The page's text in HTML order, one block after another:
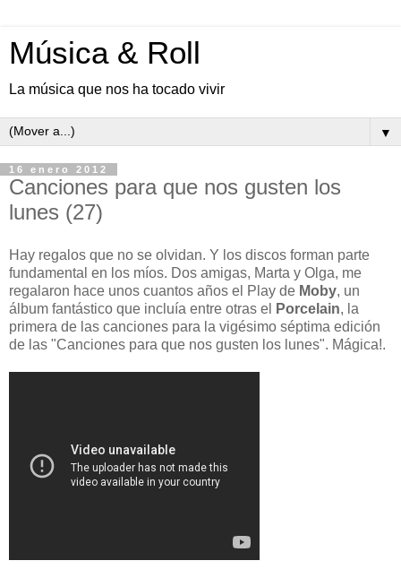
Música & Roll
La música que nos ha tocado vivir
▼
16 enero 2012
Canciones para que nos gusten los
lunes (27)
Hay regalos que no se olvidan. Y los discos forman parte
fundamental en los míos. Dos amigas, Marta y Olga, me
regalaron hace unos cuantos años el Play de Moby, un
álbum fantástico que incluía entre otras el
Porcelain, la
primera de las canciones para la vigésimo séptima edición
de las "Canciones para que nos gusten los lunes". Mágica!.